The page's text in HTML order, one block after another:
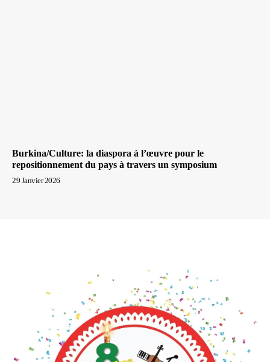
Burkina/Culture: la diaspora à l’œuvre pour le
repositionnement du pays à travers un symposium
29 Janvier 2026